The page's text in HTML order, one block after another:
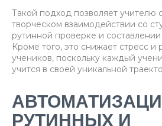
Такой подход позволяет учителю
творческом взаимодействии со
рутинной проверке и
Кроме того, это снижает стресс и
учеников, поскольку каждый
учится в своей уникальной